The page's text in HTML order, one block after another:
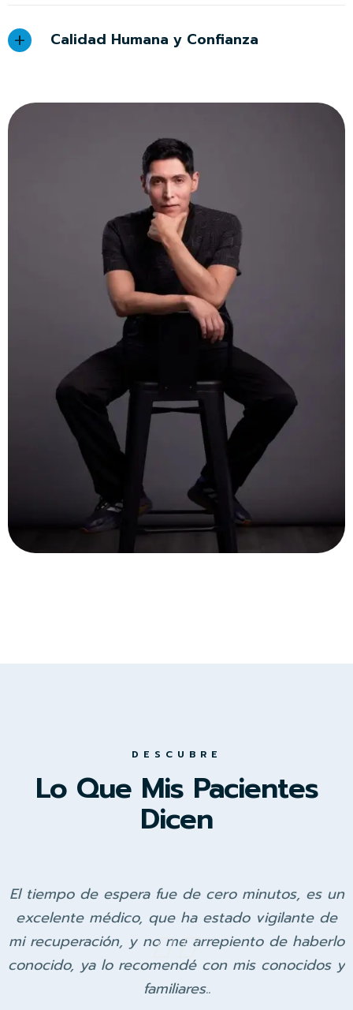
Calidad Humana y Confianza
DESCUBRE
Lo Que Mis Pacientes
Dicen
El tiempo de espera fue de cero minutos, es un
excelente médico, que ha estado vigilante de
mi recuperación, y no me arrepiento de haberlo
conocido, ya lo recomendé con mis conocidos y
familiares..